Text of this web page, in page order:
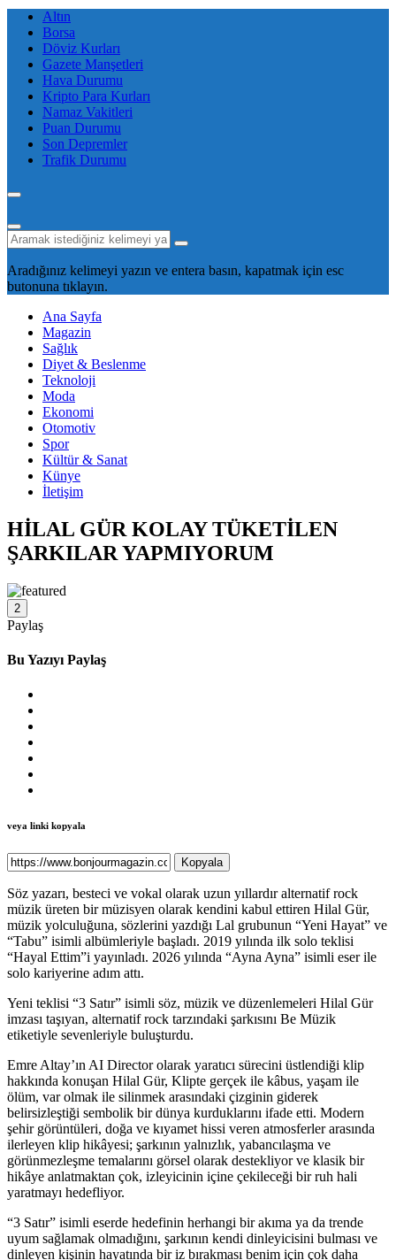
Altın
Borsa
Döviz Kurları
Gazete Manşetleri
Hava Durumu
Kripto Para Kurları
Namaz Vakitleri
Puan Durumu
Son Depremler
Trafik Durumu
Aradığınız kelimeyi yazın ve entera basın, kapatmak için esc
butonuna tıklayın.
Ana Sayfa
Magazin
Sağlık
Diyet & Beslenme
Teknoloji
Moda
Ekonomi
Otomotiv
Spor
Kültür & Sanat
Künye
İletişim
HİLAL GÜR KOLAY TÜKETİLEN
ŞARKILAR YAPMIYORUM
2
Paylaş
Bu Yazıyı Paylaş
veya linki kopyala
Kopyala
Söz yazarı, besteci ve vokal olarak uzun yıllardır alternatif rock
müzik üreten bir müzisyen olarak kendini kabul ettiren Hilal Gür,
müzik yolculuğuna, sözlerini yazdığı Lal grubunun “Yeni Hayat” ve
“Tabu” isimli albümleriyle başladı. 2019 yılında ilk solo teklisi
“Hayal Ettim”i yayınladı. 2026 yılında “Ayna Ayna” isimli eser ile
solo kariyerine adım attı.
Yeni teklisi “3 Satır” isimli söz, müzik ve düzenlemeleri Hilal Gür
imzası taşıyan, alternatif rock tarzındaki şarkısını Be Müzik
etiketiyle sevenleriyle buluşturdu.
Emre Altay’ın AI Director olarak yaratıcı sürecini üstlendiği klip
hakkında konuşan Hilal Gür, Klipte gerçek ile kâbus, yaşam ile
ölüm, var olmak ile silinmek arasındaki çizginin giderek
belirsizleştiği sembolik bir dünya kurduklarını ifade etti. Modern
şehir görüntüleri, doğa ve kıyamet hissi veren atmosferler arasında
ilerleyen klip hikâyesi; şarkının yalnızlık, yabancılaşma ve
görünmezleşme temalarını görsel olarak destekliyor ve klasik bir
hikâye anlatmaktan çok, izleyicinin içine çekileceği bir ruh hali
yaratmayı hedefliyor.
“3 Satır” isimli eserde hedefinin herhangi bir akıma ya da trende
uyum sağlamak olmadığını, şarkının kendi dinleyicisini bulması ve
dinleyen kişinin hayatında bir iz bırakması benim için çok daha